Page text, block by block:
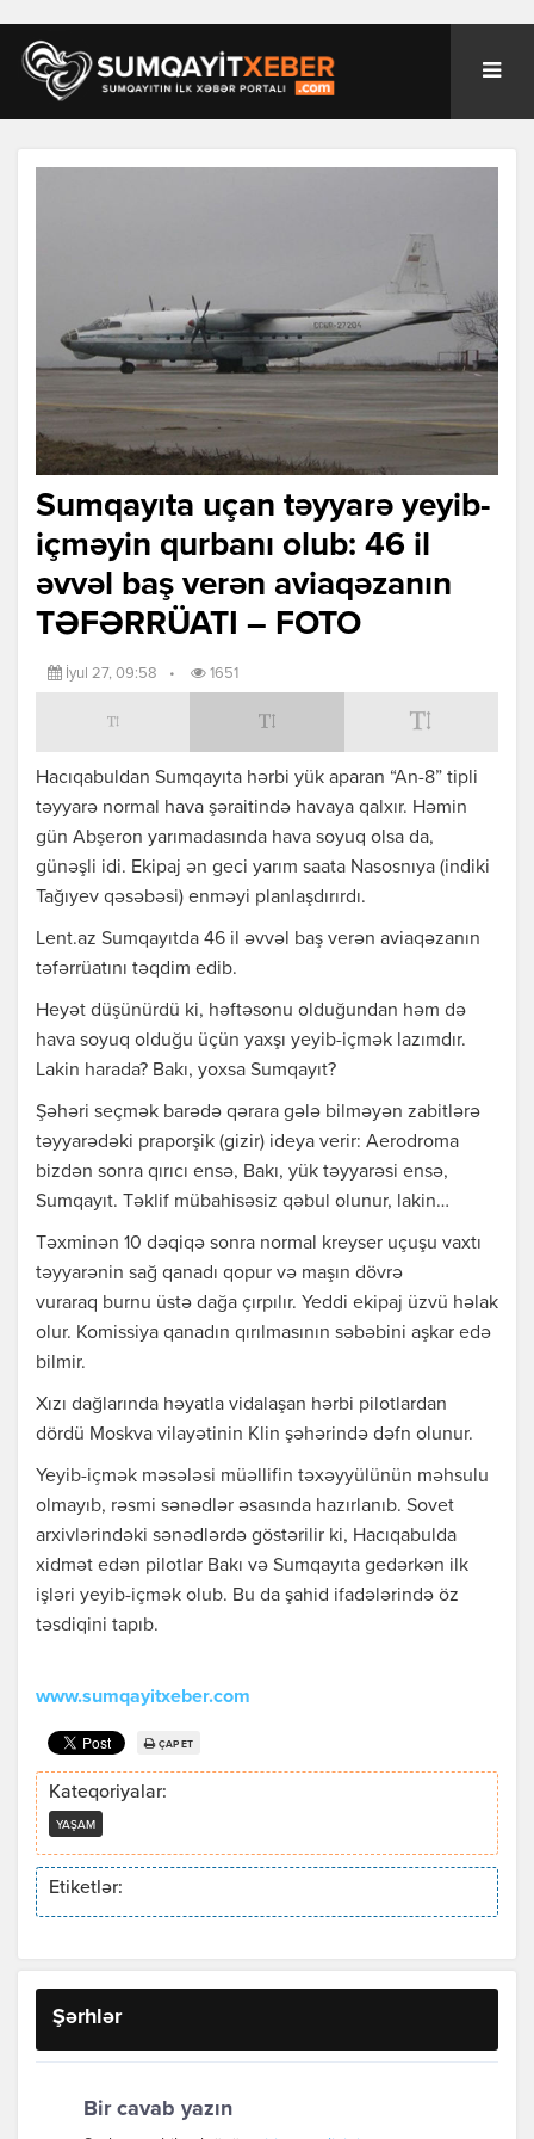
Sumqayıta uçan təyyarə yeyib-
içməyin qurbanı olub: 46 il
əvvəl baş verən aviaqəzanın
TƏFƏRRÜATI – FOTO
İyul 27, 09:58 • 1651
Hacıqabuldan Sumqayıta hərbi yük aparan “An-8” tipli
təyyarə normal hava şəraitində havaya qalxır. Həmin
gün Abşeron yarımadasında hava soyuq olsa da,
günəşli idi. Ekipaj ən geci yarım saata Nasosnıya (indiki
Tağıyev qəsəbəsi) enməyi planlaşdırırdı.
Lent.az Sumqayıtda 46 il əvvəl baş verən aviaqəzanın
təfərrüatını təqdim edib.
Heyət düşünürdü ki, həftəsonu olduğundan həm də
hava soyuq olduğu üçün yaxşı yeyib-içmək lazımdır.
Lakin harada? Bakı, yoxsa Sumqayıt?
Şəhəri seçmək barədə qərara gələ bilməyən zabitlərə
təyyarədəki praporşik (gizir) ideya verir: Aerodroma
bizdən sonra qırıcı ensə, Bakı, yük təyyarəsi ensə,
Sumqayıt. Təklif mübahisəsiz qəbul olunur, lakin…
Təxminən 10 dəqiqə sonra normal kreyser uçuşu vaxtı
təyyarənin sağ qanadı qopur və maşın dövrə
vuraraq burnu üstə dağa çırpılır. Yeddi ekipaj üzvü həlak
olur. Komissiya qanadın qırılmasının səbəbini aşkar edə
bilmir.
Xızı dağlarında həyatla vidalaşan hərbi pilotlardan
dördü Moskva vilayətinin Klin şəhərində dəfn olunur.
Yeyib-içmək məsələsi müəllifin təxəyyülünün məhsulu
olmayıb, rəsmi sənədlər əsasında hazırlanıb. Sovet
arxivlərindəki sənədlərdə göstərilir ki, Hacıqabulda
xidmət edən pilotlar Bakı və Sumqayıta gedərkən ilk
işləri yeyib-içmək olub. Bu da şahid ifadələrində öz
təsdiqini tapıb.
www.sumqayitxeber.com
ÇAP ET
Kateqoriyalar:
YAŞAM
Etiketlər:
Şərhlər
Bir cavab yazın